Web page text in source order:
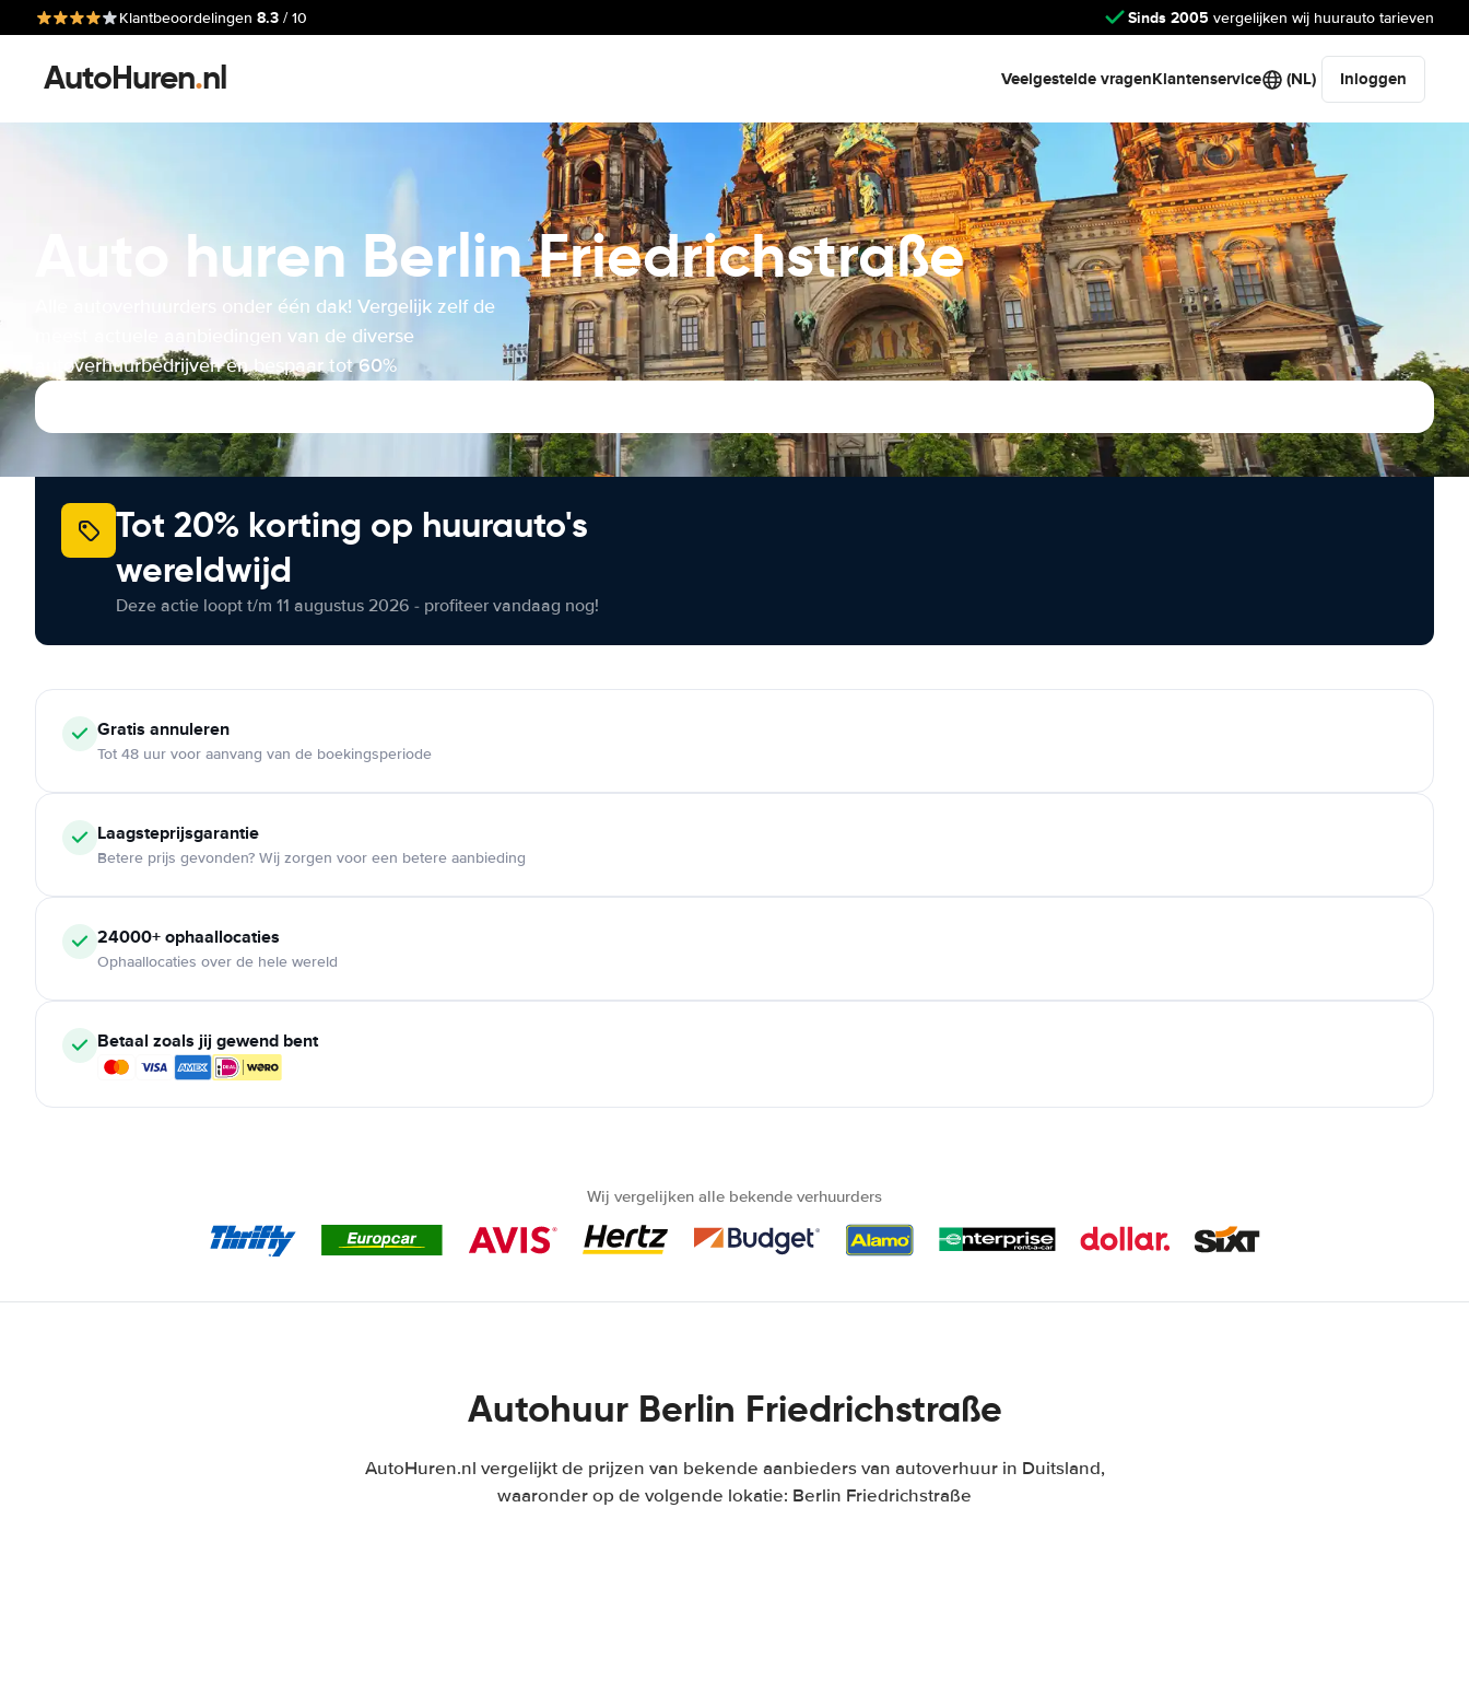
Klantbeoordelingen 8.3 / 10 Sinds 2005 vergelijken wij huurauto tarieven
AutoHuren.nl Veelgestelde vragenKlantenservice (NL) Inloggen
Auto huren Berlin Friedrichstraße
Alle autoverhuurders onder één dak! Vergelijk zelf de
meest actuele aanbiedingen van de diverse
autoverhuurbedrijven en bespaar tot 60%
Tot 20% korting op huurauto's
wereldwijd
Deze actie loopt t/m 11 augustus 2026 - profiteer vandaag nog!
Gratis annuleren
Tot 48 uur voor aanvang van de boekingsperiode
Laagsteprijsgarantie
Betere prijs gevonden? Wij zorgen voor een betere aanbieding
24000+ ophaallocaties
Ophaallocaties over de hele wereld
Betaal zoals jij gewend bent
Wij vergelijken alle bekende verhuurders
Autohuur Berlin Friedrichstraße
AutoHuren.nl vergelijkt de prijzen van bekende aanbieders van autoverhuur in Duitsland,
waaronder op de volgende lokatie: Berlin Friedrichstraße